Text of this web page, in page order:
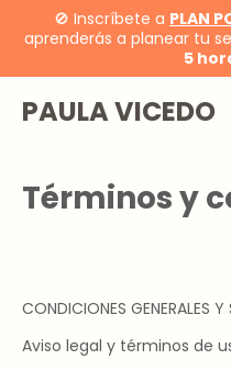
🚫 Inscríbete a PLAN
aprenderás a planear tu
5
PAULA VICEDO
Términos y
CONDICIONES GENERALES
Aviso legal y términos de